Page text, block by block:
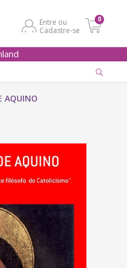
Entre ou
Cadastre-se
0
AQUINO